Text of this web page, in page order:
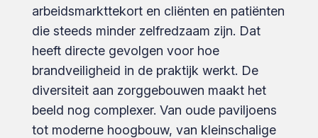
arbeidsmarkttekort en cliënten en patiënten
die steeds minder zelfredzaam zijn. Dat
heeft directe gevolgen voor hoe
brandveiligheid in de praktijk werkt. De
diversiteit aan zorggebouwen maakt het
beeld nog complexer. Van oude paviljoens
tot moderne hoogbouw, van kleinschalige